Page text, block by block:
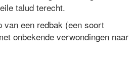
talud terecht.
van een redbak (een soort
onbekende verwondingen naar